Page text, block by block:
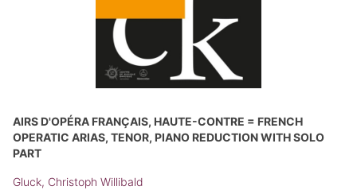
AIRS D'OPÉRA FRANÇAIS, HAUTE-CONTRE = FRENCH
OPERATIC ARIAS, TENOR, PIANO REDUCTION WITH SOLO
PART
Gluck, Christoph Willibald